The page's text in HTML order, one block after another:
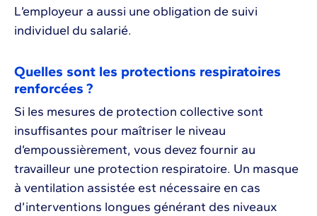
L’employeur a aussi une obligation de suivi
individuel du salarié.
Quelles sont les protections respiratoires
renforcées ?
Si les mesures de protection collective sont
insuffisantes pour maîtriser le niveau
d’empoussièrement, vous devez fournir au
travailleur une protection respiratoire. Un masque
à ventilation assistée est nécessaire en cas
d’interventions longues générant des niveaux